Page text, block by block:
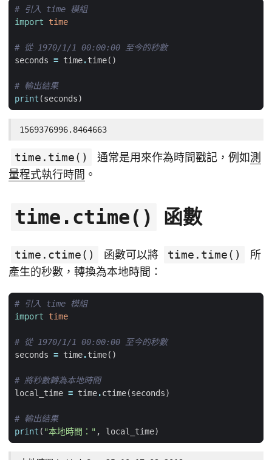
# 引入 time 模組
import
time
# 從 1970/1/1 00:00:00 至今的秒數
seconds = time.time()
# 輸出結果
print (seconds)
1569376996.8464663
time.time() 通常是用來作為時間戳記，例如測
量程式執行時間 。
time.ctime() 函數
time.ctime() 函數可以將 time.time()
所
產生的秒數，轉換為本地時間：
# 引入 time 模組
import
time
# 從 1970/1/1 00:00:00 至今的秒數
seconds = time.time()
# 將秒數轉為本地時間
local_time = time.ctime(seconds)
# 輸出結果
print ( "本地時間：" , local_time)